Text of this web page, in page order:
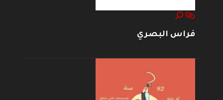
فراس البصري